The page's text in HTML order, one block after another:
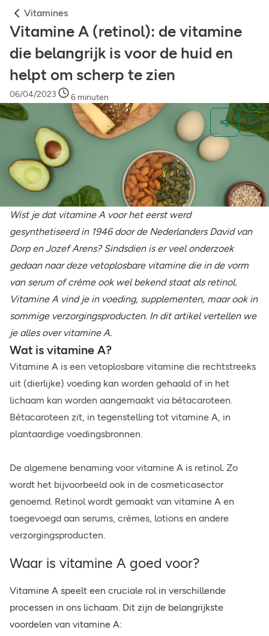
Vitamines
Vitamine A (retinol): de vitamine
die belangrijk is voor de huid en
helpt om scherp te zien
06/04/2023 6 minuten
Wist je dat vitamine A voor het eerst werd
gesynthetiseerd in 1946 door de Nederlanders David van
Dorp en Jozef Arens? Sindsdien is er veel onderzoek
gedaan naar deze vetoplosbare vitamine die in de vorm
van serum of crème ook wel bekend staat als retinol.
Vitamine A vind je in voeding, supplementen, maar ook in
sommige verzorgingsproducten. In dit artikel vertellen we
je alles over vitamine A.
Wat is vitamine A?
Vitamine A is een vetoplosbare vitamine die rechtstreeks
uit (dierlijke) voeding kan worden gehaald of in het
lichaam kan worden aangemaakt via bètacaroteen.
Bètacaroteen zit, in tegenstelling tot vitamine A, in
plantaardige voedingsbronnen.
De algemene benaming voor vitamine A is retinol. Zo
wordt het bijvoorbeeld ook in de cosmeticasector
genoemd. Retinol wordt gemaakt van vitamine A en
toegevoegd aan serums, crèmes, lotions en andere
verzorgingsproducten.
Waar is vitamine A goed voor?
Vitamine A speelt een cruciale rol in verschillende
processen in ons lichaam. Dit zijn de belangrijkste
voordelen van vitamine A: